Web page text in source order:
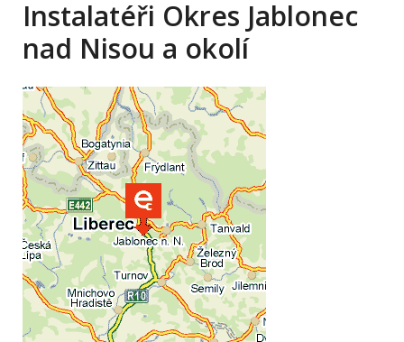
Instalatéři Okres Jablonec
nad Nisou a okolí